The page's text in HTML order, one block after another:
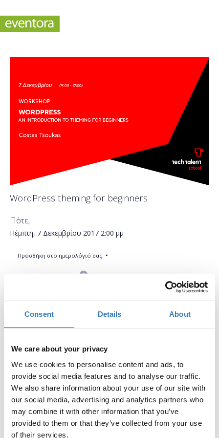
Consent Details About
We care about your privacy
We use cookies to personalise content and ads, to
provide social media features and to analyse our traffic.
We also share information about your use of our site with
our social media, advertising and analytics partners who
may combine it with other information that you’ve
provided to them or that they’ve collected from your use
of their services.
WordPress theming for beginners
Πότε;
Πέμπτη, 7 Δεκεμβρίου 2017 2:00 μμ
Προσθήκη στο ημερολόγιό σας
Η δημιουργία ενός θέματος για το WordPress είναι
πιο εύκολη από ποτέ στις μέρες μας (θεωρητικά, ένα
αρχείο index.php και ένα αρχείο style.css είναι το
μόνο που χρειάζεστε!). Αλλά αν σκοπεύετε να